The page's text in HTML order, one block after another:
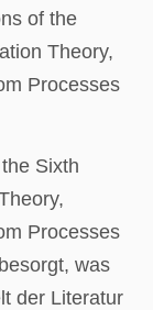
of the
Theory,
Processes
Sixth
Processes
was
der Literatur